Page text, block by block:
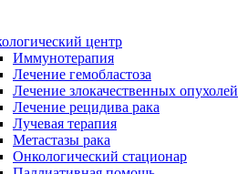
центр
Иммунотерапия
Лечение гемобластоза
Лечение злокачественных опухолей
Лечение рецидива рака
Лучевая терапия
Метастазы рака
Онкологический стационар